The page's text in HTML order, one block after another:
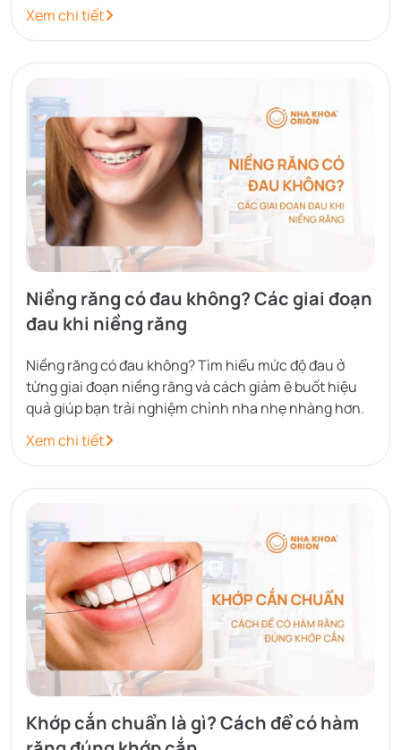
Xem chi tiết
Niềng răng có đau không? Các giai đoạn
đau khi niềng răng
Niềng răng có đau không? Tìm hiểu mức độ đau ở
từng giai đoạn niềng răng và cách giảm ê buốt hiệu
quả giúp bạn trải nghiệm chỉnh nha nhẹ nhàng hơn.
Xem chi tiết
Khớp cắn chuẩn là gì? Cách để có hàm